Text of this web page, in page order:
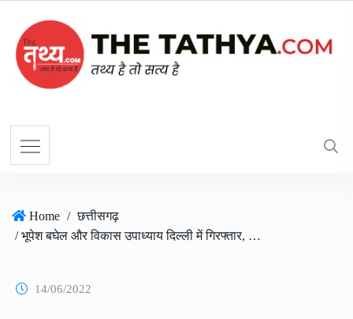
Home / छत्तीसगढ़
/ भूपेश बघेल और विकास उपाध्याय दिल्ली में गिरफ्तार, सीएम ने ट्वीट कर कहा- हम सब याद रखेंगे
14/06/2022